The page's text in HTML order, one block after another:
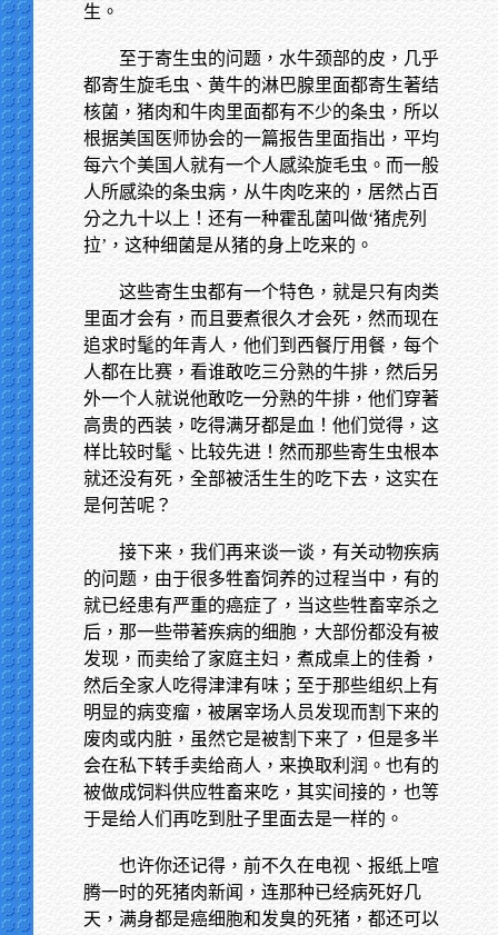
生。
至于寄生虫的问题，水牛颈部的皮，几乎
都寄生旋毛虫、黄牛的淋巴腺里面都寄生著结
核菌，猪肉和牛肉里面都有不少的条虫，所以
根据美国医师协会的一篇报告里面指出，平均
每六个美国人就有一个人感染旋毛虫。而一般
人所感染的条虫病，从牛肉吃来的，居然占百
分之九十以上！还有一种霍乱菌叫做‘猪虎列
拉’，这种细菌是从猪的身上吃来的。
这些寄生虫都有一个特色，就是只有肉类
里面才会有，而且要煮很久才会死，然而现在
追求时髦的年青人，他们到西餐厅用餐，每个
人都在比赛，看谁敢吃三分熟的牛排，然后另
外一个人就说他敢吃一分熟的牛排，他们穿著
高贵的西装，吃得满牙都是血！他们觉得，这
样比较时髦、比较先进！然而那些寄生虫根本
就还没有死，全部被活生生的吃下去，这实在
是何苦呢？
接下来，我们再来谈一谈，有关动物疾病
的问题，由于很多牲畜饲养的过程当中，有的
就已经患有严重的癌症了，当这些牲畜宰杀之
后，那一些带著疾病的细胞，大部份都没有被
发现，而卖给了家庭主妇，煮成桌上的佳肴，
然后全家人吃得津津有味；至于那些组织上有
明显的病变瘤，被屠宰场人员发现而割下来的
废肉或内脏，虽然它是被割下来了，但是多半
会在私下转手卖给商人，来换取利润。也有的
被做成饲料供应牲畜来吃，其实间接的，也等
于是给人们再吃到肚子里面去是一样的。
也许你还记得，前不久在电视、报纸上喧
腾一时的死猪肉新闻，连那种已经病死好几
天，满身都是癌细胞和发臭的死猪，都还可以